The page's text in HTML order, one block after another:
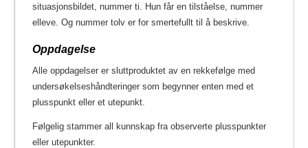
situasjonsbildet, nummer ti. Hun får en tilståelse, nummer
elleve. Og nummer tolv er for smertefullt til å beskrive.
Oppdagelse
Alle oppdagelser er sluttproduktet av en rekkefølge med
undersøkelseshåndteringer som begynner enten med et
plusspunkt eller et utepunkt.
Følgelig stammer all kunnskap fra observerte plusspunkter
eller utepunkter.